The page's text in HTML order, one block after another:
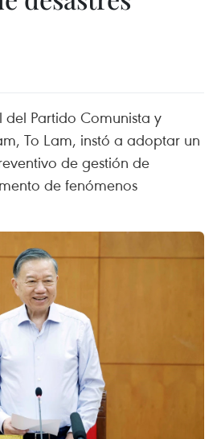
del Partido Comunista y
To Lam, instó a adoptar un
de gestión de
de fenómenos